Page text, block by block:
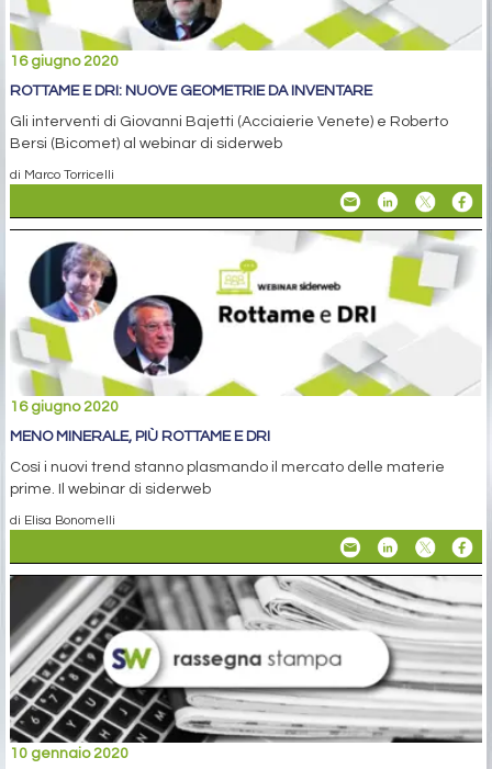
16 giugno 2020
ROTTAME E DRI: NUOVE GEOMETRIE DA INVENTARE
Gli interventi di Giovanni Bajetti (Acciaierie Venete) e Roberto
Bersi (Bicomet) al webinar di siderweb
di Marco Torricelli
16 giugno 2020
MENO MINERALE, PIÙ ROTTAME E DRI
Così i nuovi trend stanno plasmando il mercato delle materie
prime. Il webinar di siderweb
di Elisa Bonomelli
10 gennaio 2020